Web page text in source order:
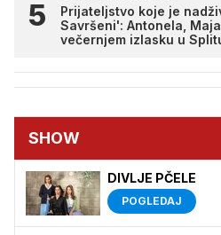
Prijateljstvo koje je
Savršeni': Antonela,
večernjem izlasku u
SHOW
DIVLJE PČELE
POGLEDAJ